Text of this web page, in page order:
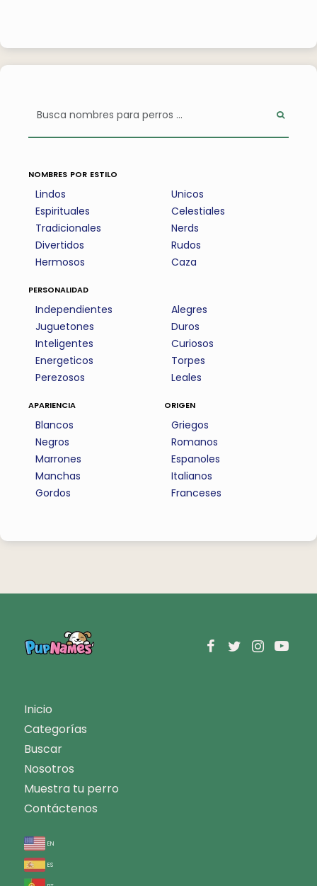
nombres por estilo
Lindos
Espirituales
Tradicionales
Divertidos
Hermosos
Unicos
Celestiales
Nerds
Rudos
Caza
personalidad
Independientes
Juguetones
Inteligentes
Energeticos
Perezosos
Alegres
Duros
Curiosos
Torpes
Leales
apariencia
Blancos
Negros
Marrones
Manchas
Gordos
origen
Griegos
Romanos
Espanoles
Italianos
Franceses
Inicio
Categorías
Buscar
Nosotros
Muestra tu perro
Contáctenos
en
es